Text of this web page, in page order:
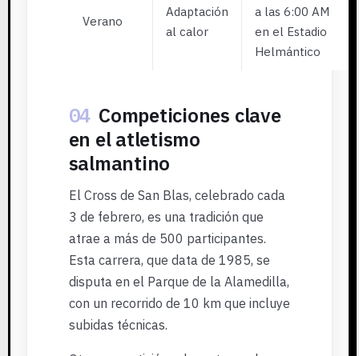
Verano
Adaptación
al calor
a las 6:00 AM
en el Estadio
Helmántico
04 Competiciones clave
en el atletismo
salmantino
El Cross de San Blas, celebrado cada
3 de febrero, es una tradición que
atrae a más de 500 participantes.
Esta carrera, que data de 1985, se
disputa en el Parque de la Alamedilla,
con un recorrido de 10 km que incluye
subidas técnicas.